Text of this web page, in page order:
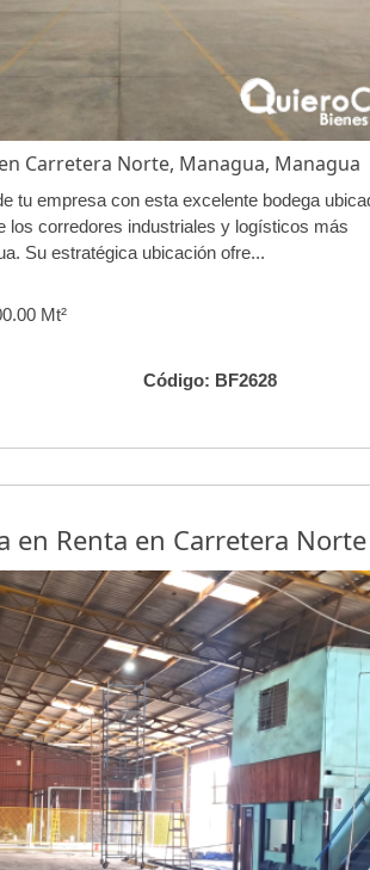
Carretera Norte, Managua, Managua
tu empresa con esta excelente bodega
los corredores industriales y logísticos más
Su estratégica ubicación ofre...
Mt²
Código: BF2628
en Renta en Carretera Norte